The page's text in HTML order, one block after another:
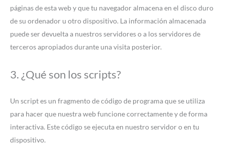
páginas de esta web y que tu navegador almacena en el disco duro
de su ordenador u otro dispositivo. La información almacenada
puede ser devuelta a nuestros servidores o a los servidores de
terceros apropiados durante una visita posterior.
3. ¿Qué son los scripts?
Un script es un fragmento de código de programa que se utiliza
para hacer que nuestra web funcione correctamente y de forma
interactiva. Este código se ejecuta en nuestro servidor o en tu
dispositivo.